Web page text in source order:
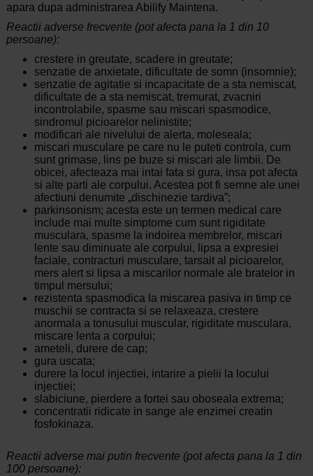
apara dupa administrarea Abilify Maintena.
Reactii adverse frecvente (pot afecta pana la 1 din 10
persoane):
crestere in greutate, scadere in greutate;
senzatie de anxietate, dificultate de somn (insomnie);
senzatie de agitatie si incapacitate de a sta nemiscat,
dificultate de a sta nemiscat, tremurat, zvacniri
incontrolabile, spasme sau miscari spasmodice,
sindromul picioarelor nelinistite;
modificari ale nivelului de alerta, moleseala;
miscari musculare pe care nu le puteti controla, cum
sunt grimase, lins pe buze si miscari ale limbii. De
obicei, afecteaza mai intai fata si gura, insa pot afecta
si alte parti ale corpului. Acestea pot fi semne ale unei
afectiuni denumite „dischinezie tardiva”;
parkinsonism; acesta este un termen medical care
include mai multe simptome cum sunt rigiditate
musculara, spasme la indoirea membrelor, miscari
lente sau diminuate ale corpului, lipsa a expresiei
faciale, contracturi musculare, tarsait al picioarelor,
mers alert si lipsa a miscarilor normale ale bratelor in
timpul mersului;
rezistenta spasmodica la miscarea pasiva in timp ce
muschii se contracta si se relaxeaza, crestere
anormala a tonusului muscular, rigiditate musculara,
miscare lenta a corpului;
ameteli, durere de cap;
gura uscata;
durere la locul injectiei, intarire a pielii la locului
injectiei;
slabiciune, pierdere a fortei sau oboseala extrema;
concentratii ridicate in sange ale enzimei creatin
fosfokinaza.
Reactii adverse mai putin frecvente (pot afecta pana la 1 din
100 persoane):